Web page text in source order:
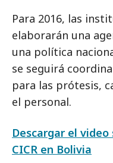
Para 2016, las
elaborarán una
una política
se seguirá
para las prótesis,
el personal.
Descargar el
CICR en Bolivia